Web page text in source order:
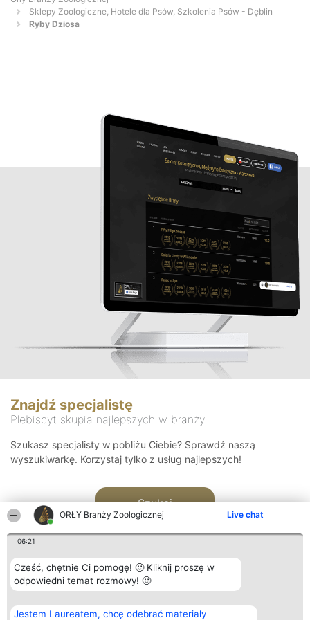
ORŁY Branży Zoologicznej Live chat
06:21
Cześć, chętnie Ci pomogę! 🙂 Kliknij proszę w
odpowiedni temat rozmowy! 🙂
Jestem Laureatem, chcę odebrać materiały
Sklepy Zoologiczne, Hotele dla Psów, Szkolenia Psów - Dęblin
Ryby Dziosa
Znajdź specjalistę
Plebiscyt skupia najlepszych w branży
Szukasz specjalisty w pobliżu Ciebie? Sprawdź naszą
wyszukiwarkę. Korzystaj tylko z usług najlepszych!
Szukaj
Organizator plebiscytu
Bright Side Solutions sp. z o.
Plebiscyt
Laureaci
Kontakt
Kontakt